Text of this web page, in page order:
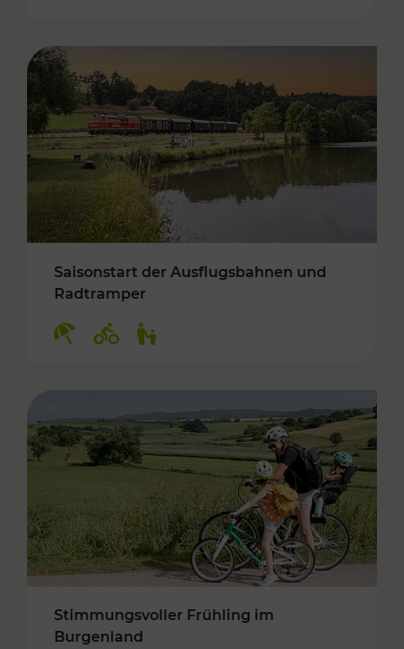
Saisonstart der Ausflugsbahnen und
Radtramper
Stimmungsvoller Frühling im
Burgenland